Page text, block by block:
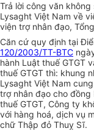
Trả lời công văn
Lysaght Việt Nam về
viện trợ nhân đạo,
Căn cứ quy định tại
120/2003/TT-BTC
hành Luật thuế GTGT
thuế GTGT thì: khung
Lysaght Việt Nam
trợ nhân đạo cho
thuế GTGT, Công ty
với hàng hoá, dịch vụ
chữ Thập đỏ Thuỵ Sĩ.